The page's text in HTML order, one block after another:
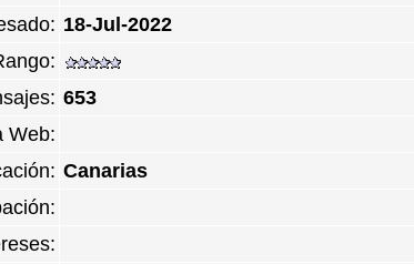
18-Jul-2022
653
Web:
Canarias